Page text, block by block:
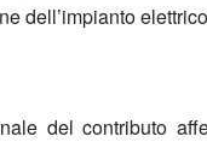
dell’impianto
del contributo